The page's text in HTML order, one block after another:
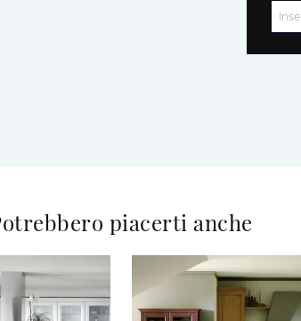
piacerti anche